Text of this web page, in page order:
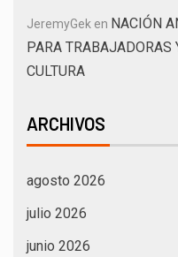
JeremyGek en NACIÓN
PARA TRABAJADORAS
CULTURA
ARCHIVOS
agosto 2026
julio 2026
junio 2026